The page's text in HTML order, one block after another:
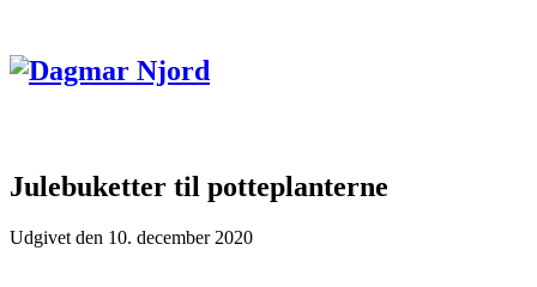
Julebuketter til potteplanterne
Udgivet den 10. december 2020